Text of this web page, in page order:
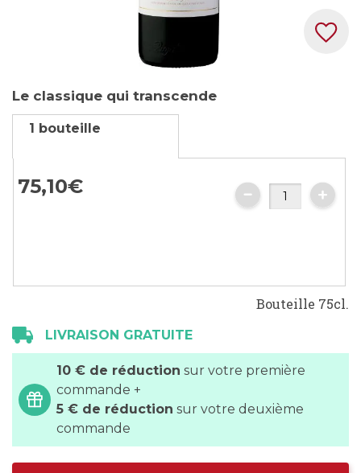
to
the
of
the
images
Le classique qui transcende
1 bouteille
75,10€
Bouteille 75cl.
LIVRAISON GRATUITE
10 € de réduction sur votre première
commande +
5 € de réduction sur votre deuxième
commande